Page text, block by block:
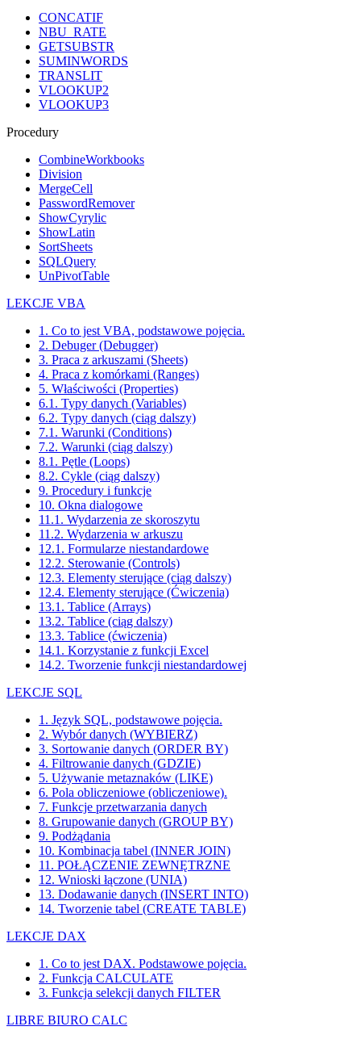
CONCATIF
NBU_RATE
GETSUBSTR
SUMINWORDS
TRANSLIT
VLOOKUP2
VLOOKUP3
Procedury
CombineWorkbooks
Division
MergeCell
PasswordRemover
ShowCyrylic
ShowLatin
SortSheets
SQLQuery
UnPivotTable
LEKCJE VBA
1. Co to jest VBA, podstawowe pojęcia.
2. Debuger (Debugger)
3. Praca z arkuszami (Sheets)
4. Praca z komórkami (Ranges)
5. Właściwości (Properties)
6.1. Typy danych (Variables)
6.2. Typy danych (ciąg dalszy)
7.1. Warunki (Conditions)
7.2. Warunki (ciąg dalszy)
8.1. Pętle (Loops)
8.2. Cykle (ciąg dalszy)
9. Procedury i funkcje
10. Okna dialogowe
11.1. Wydarzenia ze skoroszytu
11.2. Wydarzenia w arkuszu
12.1. Formularze niestandardowe
12.2. Sterowanie (Controls)
12.3. Elementy sterujące (ciąg dalszy)
12.4. Elementy sterujące (Ćwiczenia)
13.1. Tablice (Arrays)
13.2. Tablice (ciąg dalszy)
13.3. Tablice (ćwiczenia)
14.1. Korzystanie z funkcji Excel
14.2. Tworzenie funkcji niestandardowej
LEKCJE SQL
1. Język SQL, podstawowe pojęcia.
2. Wybór danych (WYBIERZ)
3. Sortowanie danych (ORDER BY)
4. Filtrowanie danych (GDZIE)
5. Używanie metaznaków (LIKE)
6. Pola obliczeniowe (obliczeniowe).
7. Funkcje przetwarzania danych
8. Grupowanie danych (GROUP BY)
9. Podżądania
10. Kombinacja tabel (INNER JOIN)
11. POŁĄCZENIE ZEWNĘTRZNE
12. Wnioski łączone (UNIA)
13. Dodawanie danych (INSERT INTO)
14. Tworzenie tabel (CREATE TABLE)
LEKCJE DAX
1. Co to jest DAX. Podstawowe pojęcia.
2. Funkcja CALCULATE
3. Funkcja selekcji danych FILTER
LIBRE BIURO CALC